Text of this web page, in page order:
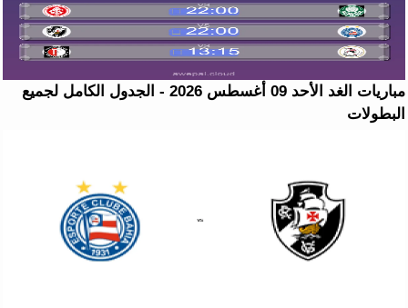
مباريات الغد الأحد 09 أغسطس 2026 - الجدول الكامل لجميع
البطولات